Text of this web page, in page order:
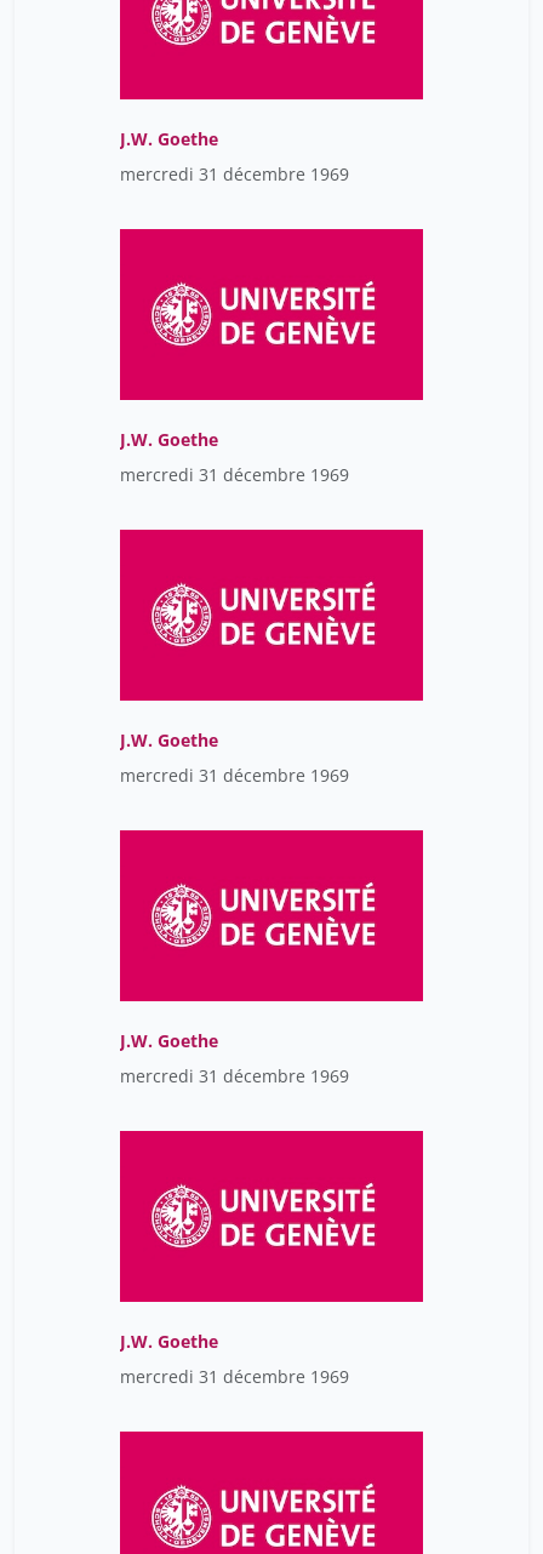
J.W. Goethe
mercredi 31 décembre 1969
J.W. Goethe
mercredi 31 décembre 1969
J.W. Goethe
mercredi 31 décembre 1969
J.W. Goethe
mercredi 31 décembre 1969
J.W. Goethe
mercredi 31 décembre 1969